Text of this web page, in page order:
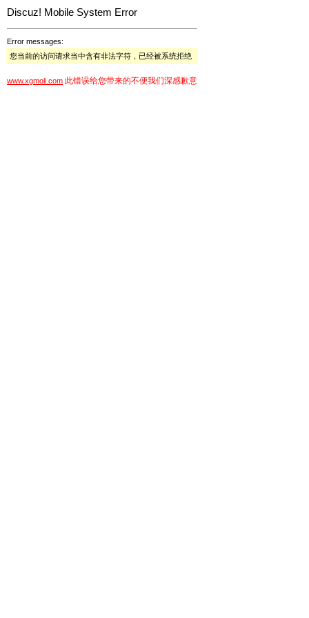
Discuz! Mobile System Error
Error messages:
您当前的访问请求当中含有非法字符，已经被系统拒绝
www.xgmoli.com 此错误给您带来的不便我们深感歉意